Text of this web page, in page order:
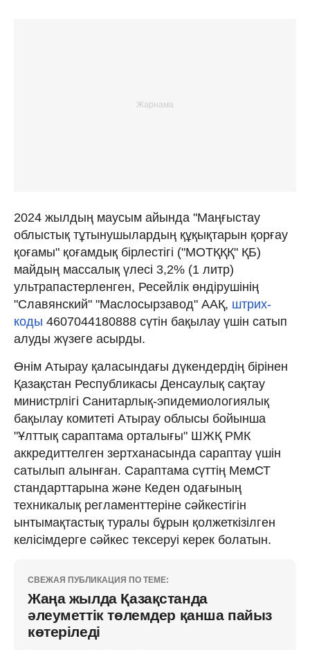
2024 жылдың маусым айында "Маңғыстау
облыстық тұтынушылардың құқықтарын қорғау
қоғамы" қоғамдық бірлестігі ("MOТҚҚҚ" ҚБ)
майдың массалық үлесі 3,2% (1 литр)
ультрапастерленген, Ресейлік өндірушінің
"Славянский" "Маслосырзавод" ААҚ, штрих-
коды 4607044180888 сүтін бақылау үшін сатып
алуды жүзеге асырды.
Өнім Атырау қаласындағы дүкендердің бірінен
Қазақстан Республикасы Денсаулық сақтау
министрлігі Санитарлық-эпидемиологиялық
бақылау комитеті Атырау облысы бойынша
"Ұлттық сараптама орталығы" ШЖҚ РМК
аккредиттелген зертханасында сараптау үшін
сатылып алынған. Сараптама сүттің МемСТ
стандарттарына және Кеден одағының
техникалық регламенттеріне сәйкестігін
ынтымақтастық туралы бұрын қолжеткізілген
келісімдерге сәйкес тексеруі керек болатын.
СВЕЖАЯ ПУБЛИКАЦИЯ ПО ТЕМЕ:
Жаңа жылда Қазақстанда
әлеуметтік төлемдер қанша пайыз
көтеріледі